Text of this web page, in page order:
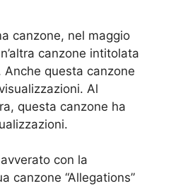
canzone, nel maggio
canzone intitolata
Anche questa canzone
Al
questa canzone ha
con la
canzone “Allegations”